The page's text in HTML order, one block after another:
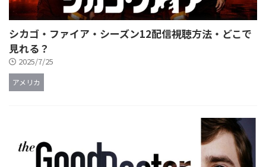
シカゴ・ファイア・シーズン12配信視聴方法・どこで
見れる？
2025/7/25
アメリカ